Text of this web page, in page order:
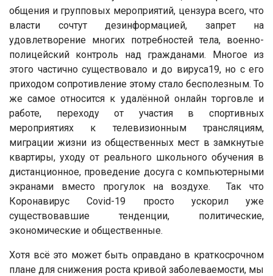
общения и групповых мероприятий, цензура всего, что
власти сочтут дезинформацией, запрет на
удовлетворение многих потребностей тела, военно-
полицейский контроль над гражданами. Многое из
этого частично существовало и до вируса19, но с его
приходом сопротивление этому стало бесполезным. То
же самое относится к удалённой онлайн торговле и
работе, переходу от участия в спортивных
мероприятиях к телевизионным трансляциям,
миграции жизни из общественных мест в замкнутые
квартиры, уходу от реального школьного обучения в
дистанционное, проведение досуга с компьютерными
экранами вместо прогулок на воздухе. Так что
Коронавирус Covid-19 просто ускорил уже
существовавшие тенденции, политические,
экономические и общественные.
Хотя всё это может быть оправдано в краткосрочном
плане для снижения роста кривой заболеваемости, мы